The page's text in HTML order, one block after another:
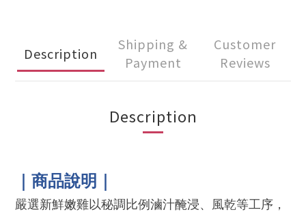
Description
Shipping &
Payment
Customer
Reviews
Description
｜商品說明｜
嚴選新鮮嫩雞以秘調比例滷汁醃浸、風乾等工序，